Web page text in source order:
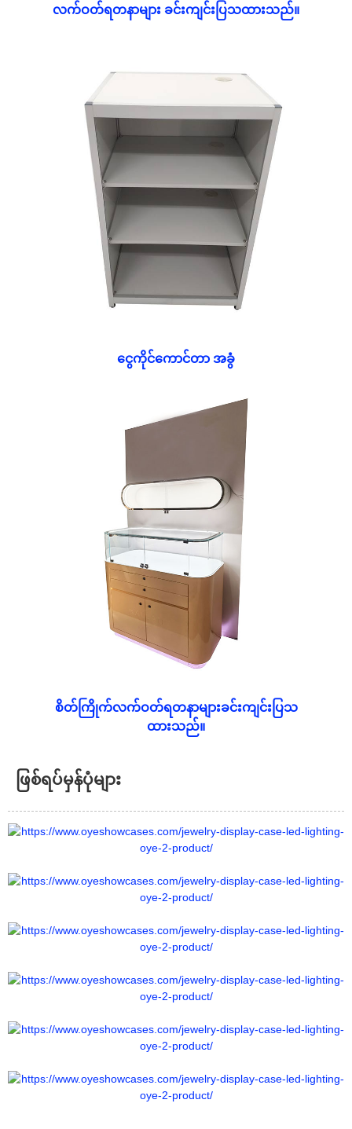
လက်ဝတ်ရတနာများ ခင်းကျင်းပြသထားသည်။
ငွေကိုင်ကောင်တာ အခွံ
စိတ်ကြိုက်လက်ဝတ်ရတနာများခင်းကျင်းပြသ
ထားသည်။
ဖြစ်ရပ်မှန်ပုံများ